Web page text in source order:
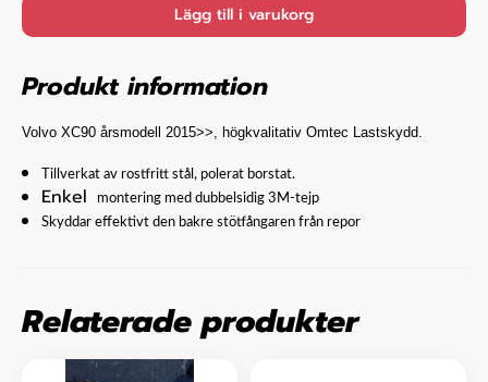
Lägg till i varukorg
Produkt information
Volvo XC90 årsmodell 2015>>, högkvalitativ Omtec Lastskydd.
Tillverkat av rostfritt stål, polerat borstat.
Enkel
montering med dubbelsidig 3M-tejp
Skyddar effektivt den bakre stötfångaren från repor
Relaterade produkter